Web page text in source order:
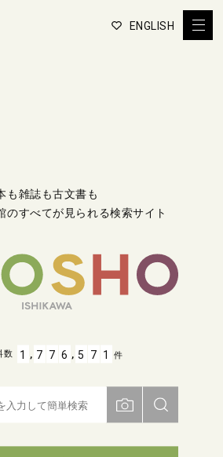
ENGLISH
も雑誌も古文書も
のすべてが見られる検索サイト
数 1 , 7 7 6 , 5 7 1 件